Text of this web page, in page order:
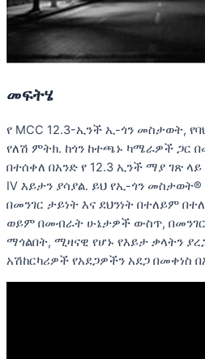
መፍትሄ
የ MCC 12.3-ኢንች ኢ-ጎን መስታወት,
የለሽ ምትክ. ከጎን ከተጫኑ ካሜራዎች ጋር
በተሰቀለ በአንድ የ 12.3 ኢንች ማያ ገጽ
IV እይታን ያሳያል. ይህ የኢ-ጎን
በመንገር ታይነት እና ደህንነት በተለይም
ወይም በመብራት ሁኔታዎች ውስጥ, በመንገር
ማጎልበት, ሚዛናዊ የሆኑ የእይታ ቃላትን
አሽከርካሪዎች የአደጋዎችን አደጋ በመቀነስ